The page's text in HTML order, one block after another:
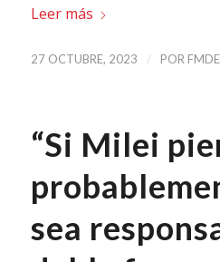
Leer más
27 OCTUBRE, 2023 / POR
“Si Milei
sea